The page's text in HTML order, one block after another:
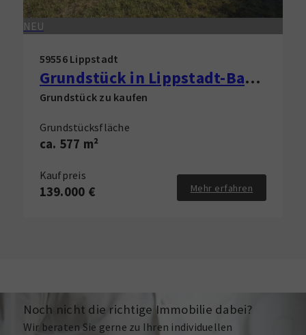
NEU
59556 Lippstadt
Grundstück in Lippstadt-Bad Waldliesborn zu verkaufen!
Grundstück zu kaufen
Grundstücksfläche
ca. 577 m²
Kaufpreis
139.000 € Mehr erfahren
Noch nicht die richtige Immobilie dabei?
Wir beraten Sie gerne zu Ihren individuellen